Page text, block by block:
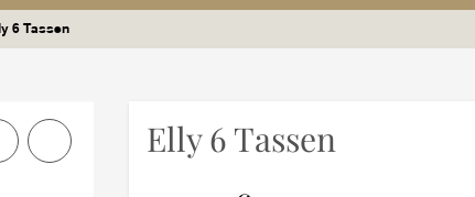
6 Tassen
Elly 6 Tassen